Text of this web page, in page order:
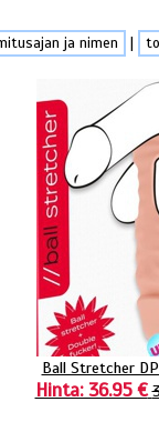
ja nimen
Ball Stretcher
Hinta: 36.95 €